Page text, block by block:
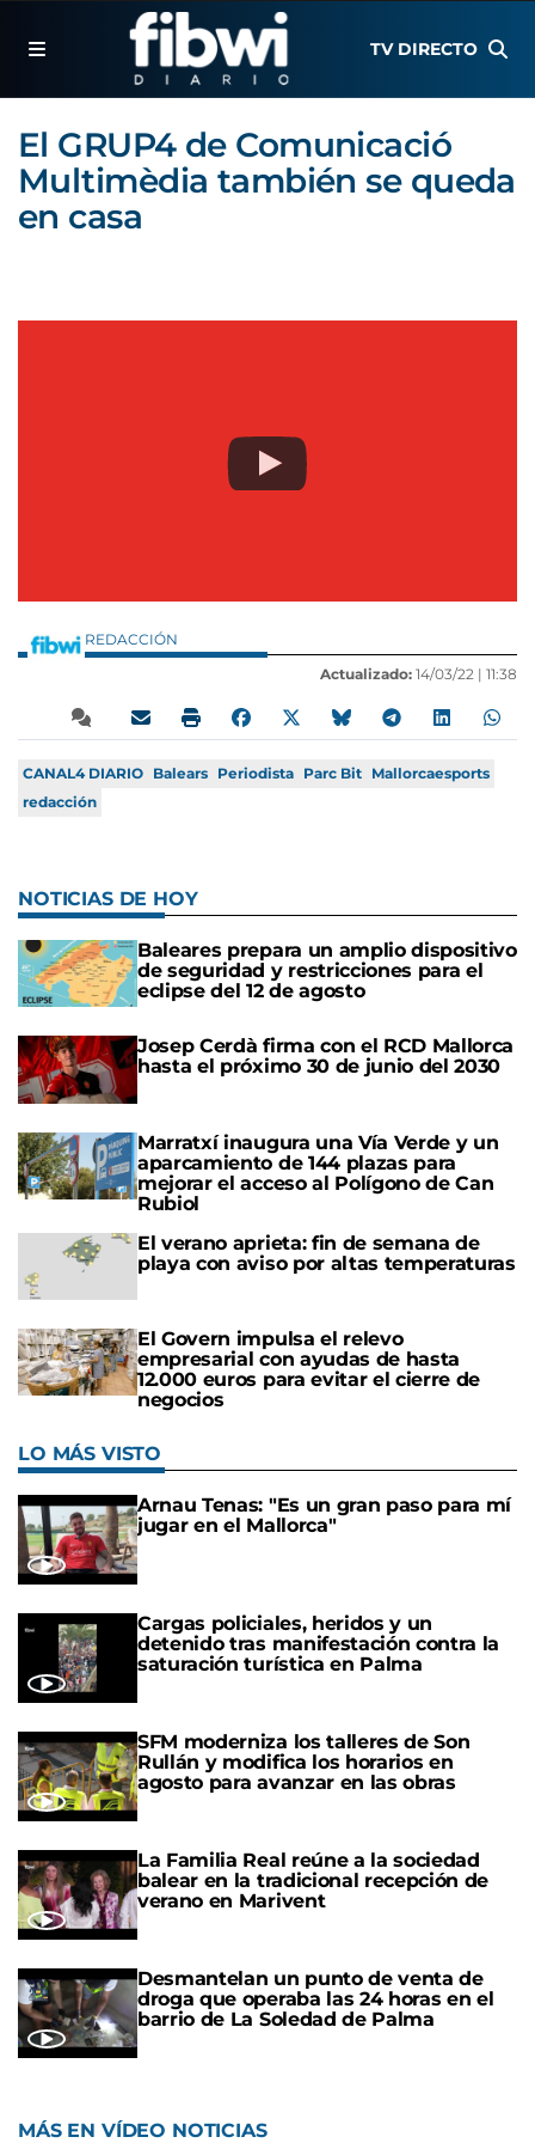
TV DIRECTO
El GRUP4 de Comunicació
Multimèdia también se queda
en casa
REDACCIÓN
Actualizado: 14/03/22 | 11:38
CANAL4 DIARIO Balears Periodista Parc Bit Mallorcaesports
redacción
NOTICIAS DE HOY
Baleares prepara un amplio dispositivo
de seguridad y restricciones para el
eclipse del 12 de agosto
Josep Cerdà firma con el RCD Mallorca
hasta el próximo 30 de junio del 2030
Marratxí inaugura una Vía Verde y un
aparcamiento de 144 plazas para
mejorar el acceso al Polígono de Can
Rubiol
El verano aprieta: fin de semana de
playa con aviso por altas temperaturas
El Govern impulsa el relevo
empresarial con ayudas de hasta
12.000 euros para evitar el cierre de
negocios
LO MÁS VISTO
Arnau Tenas: "Es un gran paso para mí
jugar en el Mallorca"
Cargas policiales, heridos y un
detenido tras manifestación contra la
saturación turística en Palma
SFM moderniza los talleres de Son
Rullán y modifica los horarios en
agosto para avanzar en las obras
La Familia Real reúne a la sociedad
balear en la tradicional recepción de
verano en Marivent
Desmantelan un punto de venta de
droga que operaba las 24 horas en el
barrio de La Soledad de Palma
MÁS EN VÍDEO NOTICIAS